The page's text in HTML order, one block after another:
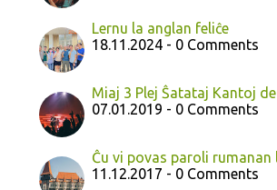
Lernu la anglan feliĉe
18.11.2024 - 0 Comments
Miaj 3 Plej Ŝatataj Kantoj
07.01.2019 - 0 Comments
Ĉu vi povas paroli rumanan
11.12.2017 - 0 Comments